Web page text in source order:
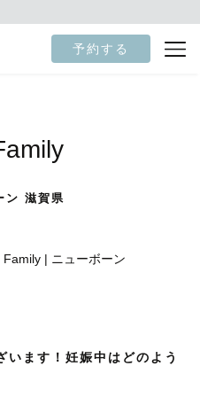
予約する
ン 滋賀県
います！妊娠中はどのよう